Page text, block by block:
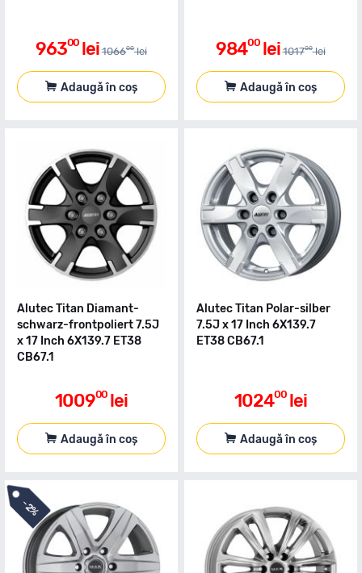
96300 lei 106600 lei
Adaugă în coș
98400 lei 101700 lei
Adaugă în coș
Alutec Titan Diamant-
schwarz-frontpoliert 7.5J
x 17 Inch 6X139.7 ET38
CB67.1
100900 lei
Adaugă în coș
Alutec Titan Polar-silber
7.5J x 17 Inch 6X139.7
ET38 CB67.1
102400 lei
Adaugă în coș
-
2%